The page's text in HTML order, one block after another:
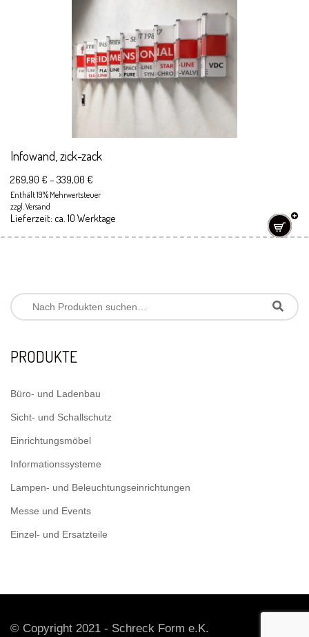
Infowand, zick-zack
269,90 € –339,00 €
Enthält 19% Mehrwertsteuer
zzgl.Versand
Lieferzeit: ca. 10 Werktage
PRODUKTE
Büro- und Ladenbau
Sicht- und Schallschutz
Einrichtungsmöbel
Informationssysteme
Lampen- und Beleuchtungseinrichtungen
Messe und Events
Einzel- und Ersatzteile
© Copyright 2021 - Schreck Form e.K.